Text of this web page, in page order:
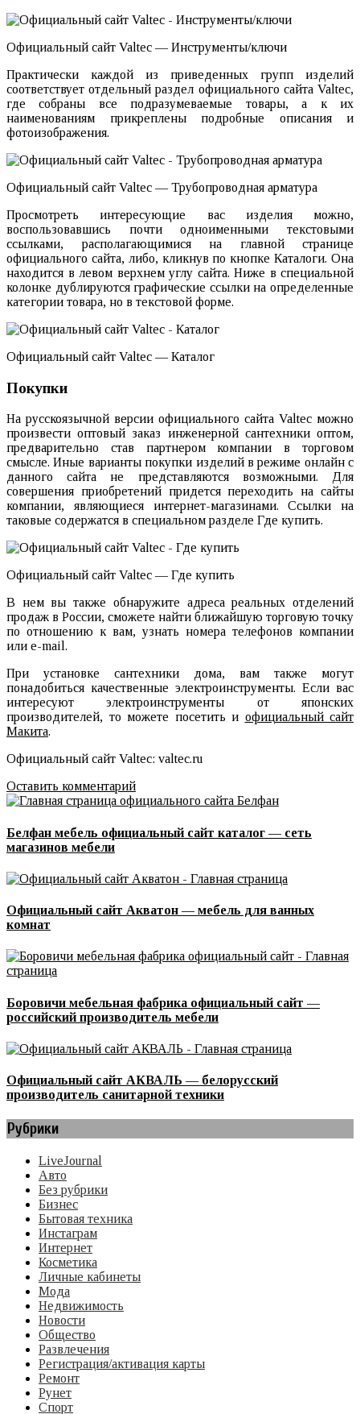
Официальный сайт Valtec — Инструменты/ключи
Практически каждой из приведенных групп изделий
соответствует отдельный раздел официального сайта Valtec,
где собраны все подразумеваемые товары, а к их
наименованиям прикреплены подробные описания и
фотоизображения.
Официальный сайт Valtec — Трубопроводная арматура
Просмотреть интересующие вас изделия можно,
воспользовавшись почти одноименными текстовыми
ссылками, располагающимися на главной странице
официального сайта, либо, кликнув по кнопке Каталоги. Она
находится в левом верхнем углу сайта. Ниже в специальной
колонке дублируются графические ссылки на определенные
категории товара, но в текстовой форме.
Официальный сайт Valtec — Каталог
Покупки
На русскоязычной версии официального сайта Valtec можно
произвести оптовый заказ инженерной сантехники оптом,
предварительно став партнером компании в торговом
смысле. Иные варианты покупки изделий в режиме онлайн с
данного сайта не представляются возможными. Для
совершения приобретений придется переходить на сайты
компании, являющиеся интернет-магазинами. Ссылки на
таковые содержатся в специальном разделе Где купить.
Официальный сайт Valtec — Где купить
В нем вы также обнаружите адреса реальных отделений
продаж в России, сможете найти ближайшую торговую точку
по отношению к вам, узнать номера телефонов компании
или e-mail.
При установке сантехники дома, вам также могут
понадобиться качественные электроинструменты. Если вас
интересуют электроинструменты от японских
производителей, то можете посетить и официальный сайт
Макита.
Официальный сайт Valtec: valtec.ru
Оставить комментарий
Белфан мебель официальный сайт каталог — сеть
магазинов мебели
Официальный сайт Акватон — мебель для ванных
комнат
Боровичи мебельная фабрика официальный сайт —
российский производитель мебели
Официальный сайт АКВАЛЬ — белорусский
производитель санитарной техники
Рубрики
LiveJournal
Авто
Без рубрики
Бизнес
Бытовая техника
Инстаграм
Интернет
Косметика
Личные кабинеты
Мода
Недвижимость
Новости
Общество
Развлечения
Регистрация/активация карты
Ремонт
Рунет
Спорт